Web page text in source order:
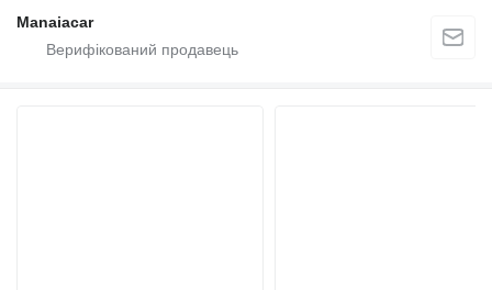
Manaiacar